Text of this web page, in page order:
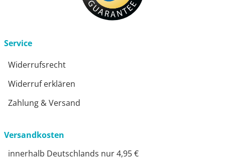
Service
Widerrufsrecht
Widerruf erklären
Zahlung & Versand
Versandkosten
innerhalb Deutschlands nur 4,95 €